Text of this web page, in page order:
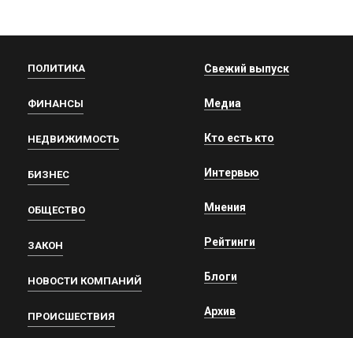
ПОЛИТИКА
ФИНАНСЫ
НЕДВИЖИМОСТЬ
БИЗНЕС
ОБЩЕСТВО
ЗАКОН
НОВОСТИ КОМПАНИЙ
ПРОИСШЕСТВИЯ
Свежий выпуск
Медиа
Кто есть кто
Интервью
Мнения
Рейтинги
Блоги
Архив